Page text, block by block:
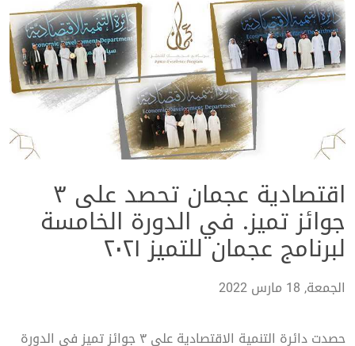
اقتصادية عجمان تحصد على ٣
جوائز تميز. في الدورة الخامسة
لبرنامج عجمان للتميز ٢٠٢١
الجمعة, 18 مارس 2022
حصدت دائرة التنمية الاقتصادية على ٣ جوائز تميز في الدورة